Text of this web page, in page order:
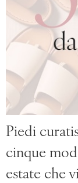
Piedi
cinque
estate che